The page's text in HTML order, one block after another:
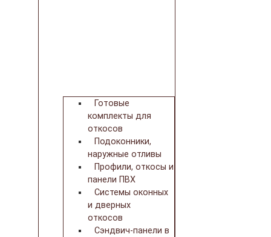
Готовые
комплекты для
откосов
Подоконники,
наружные отливы
Профили, откосы и
панели ПВХ
Системы оконных
и дверных
откосов
Сэндвич-панели в